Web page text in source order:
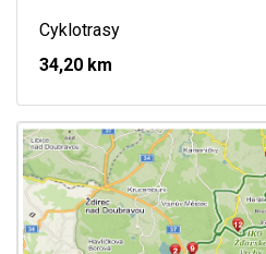
Cyklotrasy
34,20 km